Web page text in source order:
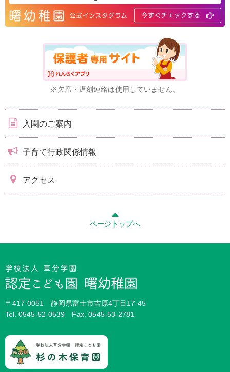
※欠席・遅刻連絡は使用していません。
入園のご案内
子育て行政関係情報
アクセス
ページトップへ
〒417-0051 静岡県富士市吉原4丁目17-45
Tel. 0545-52-0539 Fax. 0545-53-2781